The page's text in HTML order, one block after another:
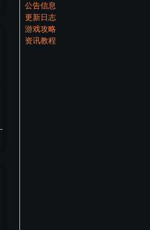
公告信息
更新日志
游戏攻略
资讯教程